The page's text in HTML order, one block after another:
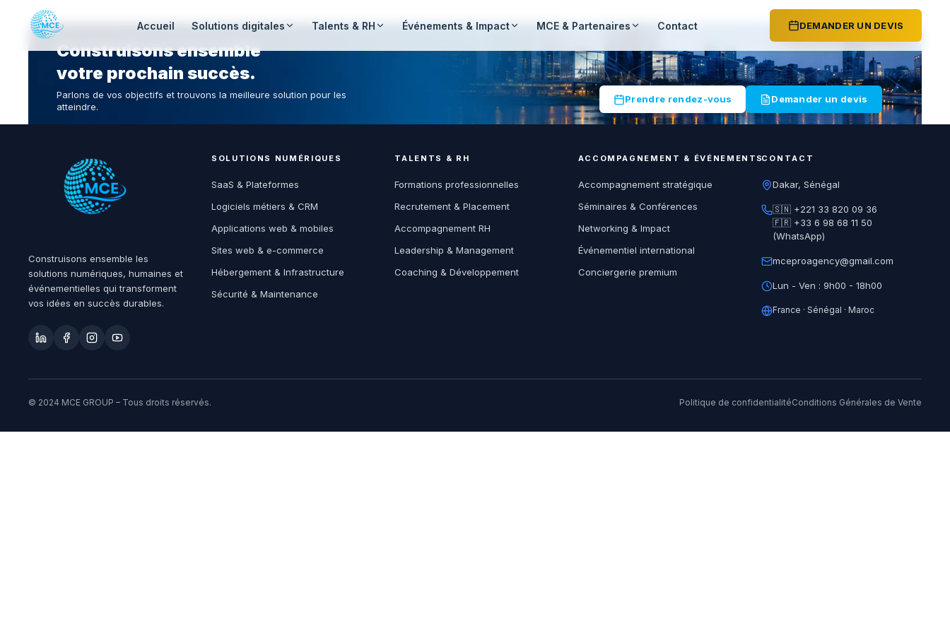
Accueil Solutions digitales Talents & RH Événements & Impact MCE & Partenaires Contact DEMANDER UN DEVIS
Construisons ensemble
votre prochain succès.
Parlons de vos objectifs et trouvons la meilleure solution pour les
atteindre.
Prendre rendez-vous Demander un devis
Construisons ensemble les
solutions numériques, humaines et
événementielles qui transforment
vos idées en succès durables.
SOLUTIONS NUMÉRIQUES
SaaS & Plateformes
Logiciels métiers & CRM
Applications web & mobiles
Sites web & e-commerce
Hébergement & Infrastructure
Sécurité & Maintenance
TALENTS & RH
Formations professionnelles
Recrutement & Placement
Accompagnement RH
Leadership & Management
Coaching & Développement
ACCOMPAGNEMENT & ÉVÉNEMENTS
Accompagnement stratégique
Séminaires & Conférences
Networking & Impact
Événementiel international
Conciergerie premium
CONTACT
Dakar, Sénégal
🇸🇳 +221 33 820 09 36
🇫🇷 +33 6 98 68 11 50
(WhatsApp)
mceproagency@gmail.com
Lun - Ven : 9h00 - 18h00
France · Sénégal · Maroc
© 2024 MCE GROUP – Tous droits réservés. Politique de confidentialitéConditions Générales de Vente